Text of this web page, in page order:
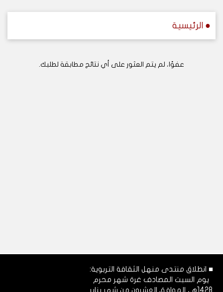
● الرئيسية
عفوًا، لم يتم العثور على أي نتائج مطابقة لطلبك.
■ انطلاق منتدى منهل الثقافة التربوية:
يوم السبت المصادف غرة شهر محرم
1428هـ، الموافق العشرون من شهر يناير